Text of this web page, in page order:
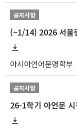
공지사항
(~1/14) 2026 서울
아시아언어문명학부
공지사항
26-1학기 아언문